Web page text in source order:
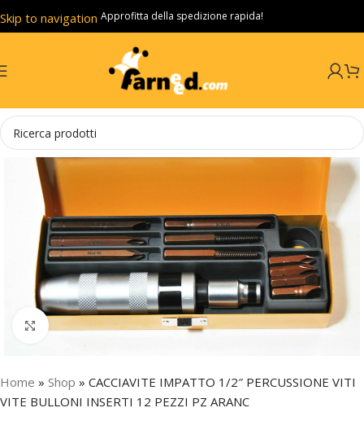
Skip to navigation
Skip to main content
Approfitta della spedizione rapida!
Click to enlarge
Home » Shop » CACCIAVITE IMPATTO 1/2″ PERCUSSIONE VITI
VITE BULLONI INSERTI 12 PEZZI PZ ARANC